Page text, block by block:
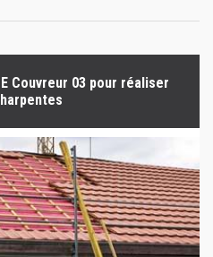
Couvreur 03 pour réaliser